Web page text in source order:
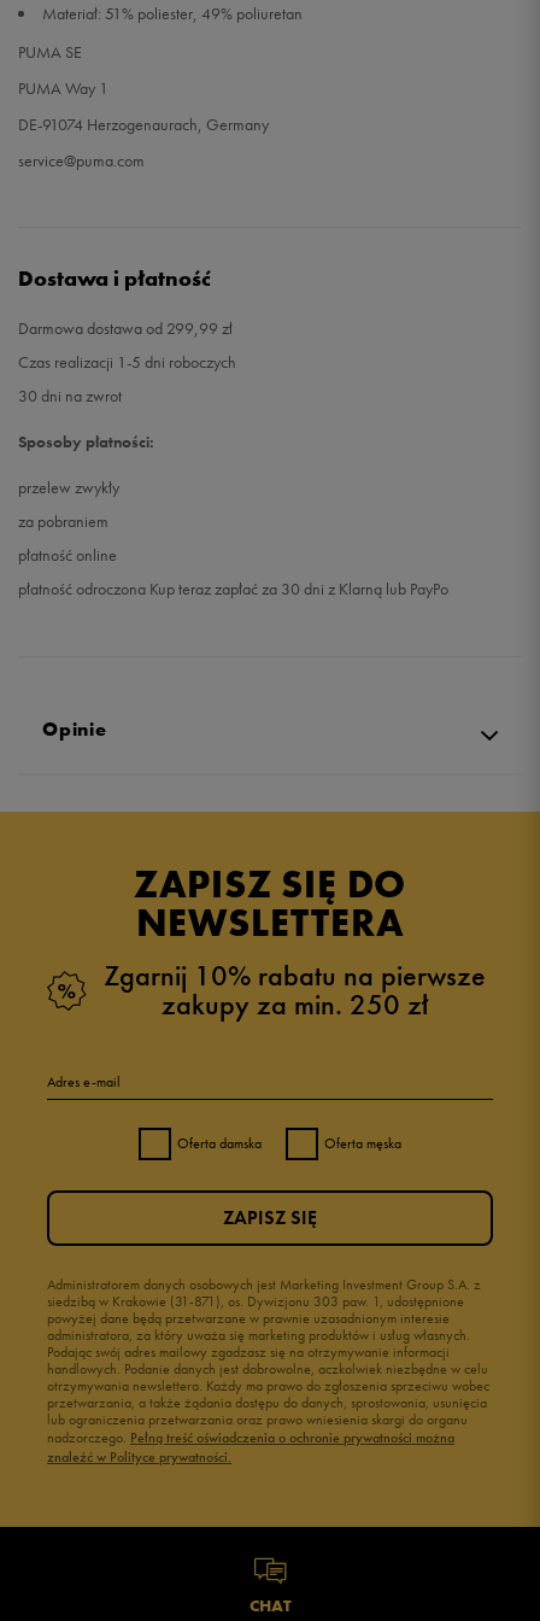
Materiał: 51% poliester, 49% poliuretan
PUMA SE
PUMA Way 1
DE-91074 Herzogenaurach, Germany
service@puma.com
Dostawa i płatność
Darmowa dostawa od 299,99 zł
Czas realizacji 1-5 dni roboczych
30 dni na zwrot
Sposoby płatności:
przelew zwykły
za pobraniem
płatność online
płatność odroczona Kup teraz zapłać za 30 dni z Klarną lub PayPo
Opinie
ZAPISZ SIĘ DO
NEWSLETTERA
Zgarnij 10% rabatu na pierwsze
zakupy za min. 250 zł
Adres e-mail
Oferta damska Oferta męska
Administratorem danych osobowych jest Marketing Investment Group S.A. z
siedzibą w Krakowie (31-871), os. Dywizjonu 303 paw. 1, udostępnione
powyżej dane będą przetwarzane w prawnie uzasadnionym interesie
administratora, za który uważa się marketing produktów i usług własnych.
Podając swój adres mailowy zgadzasz się na otrzymywanie informacji
handlowych. Podanie danych jest dobrowolne, aczkolwiek niezbędne w celu
otrzymywania newslettera. Każdy ma prawo do zgłoszenia sprzeciwu wobec
przetwarzania, a także żądania dostępu do danych, sprostowania, usunięcia
lub ograniczenia przetwarzania oraz prawo wniesienia skargi do organu
nadzorczego. Pełną treść oświadczenia o ochronie prywatności można
znaleźć w Polityce prywatności.
ZAPISZ SIĘ
CHAT